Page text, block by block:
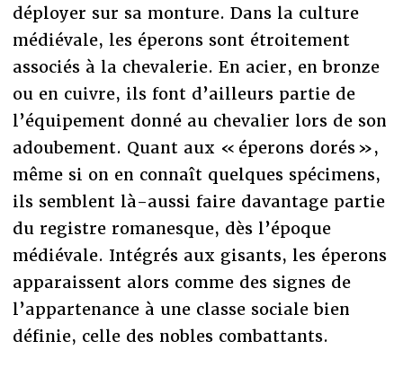
déployer sur sa monture. Dans la culture
médiévale, les éperons sont étroitement
associés à la chevalerie. En acier, en bronze
ou en cuivre, ils font d’ailleurs partie de
l’équipement donné au chevalier lors de son
adoubement. Quant aux « éperons dorés »,
même si on en connaît quelques spécimens,
ils semblent là-aussi faire davantage partie
du registre romanesque, dès l’époque
médiévale. Intégrés aux gisants, les éperons
apparaissent alors comme des signes de
l’appartenance à une classe sociale bien
définie, celle des nobles combattants.